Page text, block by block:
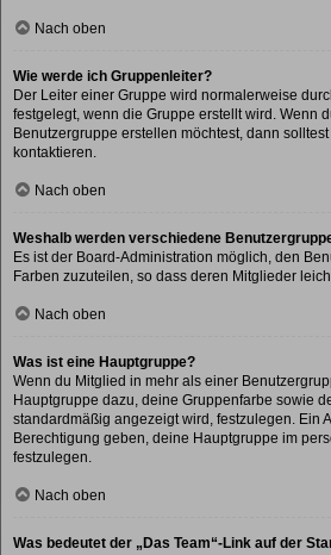
Nach oben
Wie werde ich Gruppenleiter?
Der Leiter einer Gruppe wird normalerweise
festgelegt, wenn die Gruppe erstellt wird. Wenn
Benutzergruppe erstellen möchtest, dann
kontaktieren.
Nach oben
Weshalb werden verschiedene
Es ist der Board-Administration möglich, den
Farben zuzuteilen, so dass deren Mitglieder
Nach oben
Was ist eine Hauptgruppe?
Wenn du Mitglied in mehr als einer
Hauptgruppe dazu, deine Gruppenfarbe sowie
standardmäßig angezeigt wird, festzulegen. Ein
Berechtigung geben, deine Hauptgruppe im
festzulegen.
Nach oben
Was bedeutet der „Das Team“-Link auf der